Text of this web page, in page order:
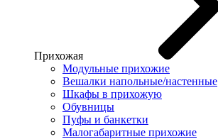
Прихожая
Модульные прихожие
Вешалки напольные/настенные
Шкафы в прихожую
Обувницы
Пуфы и банкетки
Малогабаритные прихожие